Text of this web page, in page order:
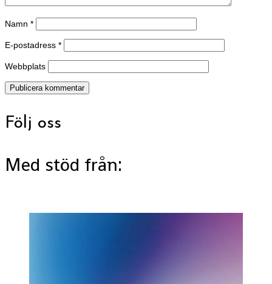
Namn *
E-postadress *
Webbplats
Följ oss
Med stöd från: